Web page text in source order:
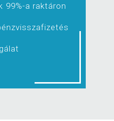
99%-a raktáron